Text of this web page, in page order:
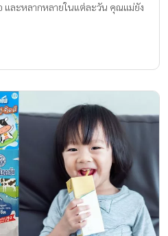
และหลากหลายในแต่ละวัน คุณแม่ยัง
สูตร 3 วันละ 2 กล่อง!!